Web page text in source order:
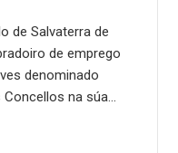
de Salvaterra de
de emprego
denominado
na súa…